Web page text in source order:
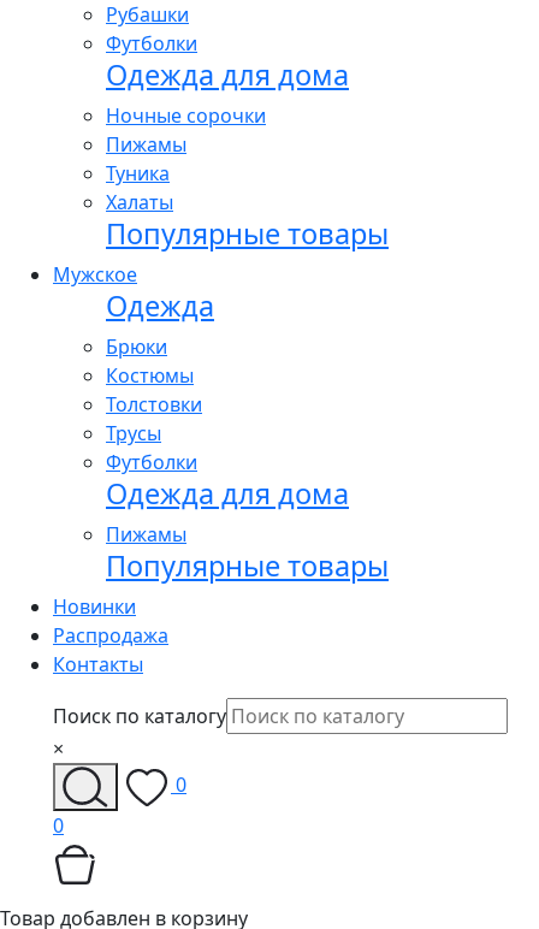
Рубашки
Футболки
Одежда для дома
Ночные сорочки
Пижамы
Туника
Халаты
Популярные товары
Мужское
Одежда
Брюки
Костюмы
Толстовки
Трусы
Футболки
Одежда для дома
Пижамы
Популярные товары
Новинки
Распродажа
Контакты
Поиск по каталогу
×
0
0
Товар добавлен в корзину